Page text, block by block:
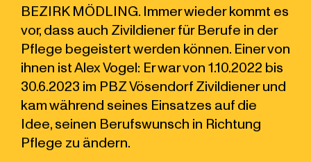
BEZIRK MÖDLING. Immer wieder kommt es
vor, dass auch Zivildiener für Berufe in der
Pflege begeistert werden können. Einer von
ihnen ist Alex Vogel: Er war von 1.10.2022 bis
30.6.2023 im PBZ Vösendorf Zivildiener und
kam während seines Einsatzes auf die
Idee, seinen Berufswunsch in Richtung
Pflege zu ändern.